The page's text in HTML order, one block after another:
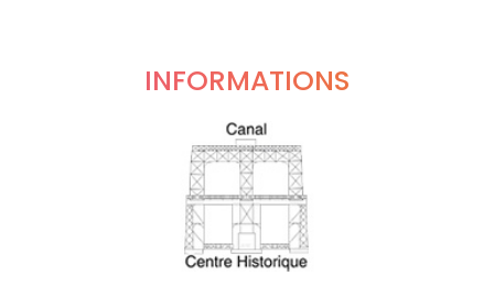
INFORMATIONS